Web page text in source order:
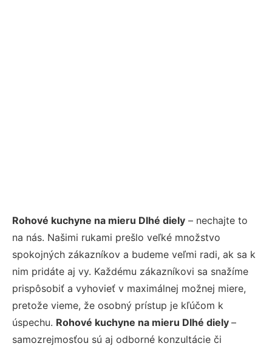
Rohové kuchyne na mieru Dlhé diely – nechajte to
na nás. Našimi rukami prešlo veľké množstvo
spokojných zákazníkov a budeme veľmi radi, ak sa k
nim pridáte aj vy. Každému zákazníkovi sa snažíme
prispôsobiť a vyhovieť v maximálnej možnej miere,
pretože vieme, že osobný prístup je kľúčom k
úspechu. Rohové kuchyne na mieru Dlhé diely –
samozrejmosťou sú aj odborné konzultácie či